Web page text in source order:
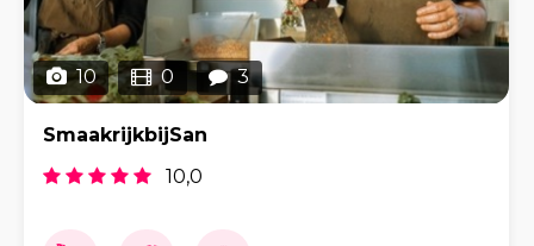
10 0 3
SmaakrijkbijSan
10,0